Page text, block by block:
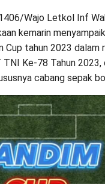
Wajo Letkol Inf
kemarin
Cup tahun 2023 dalam
TNI Ke-78 Tahun 2023,
cabang sepak